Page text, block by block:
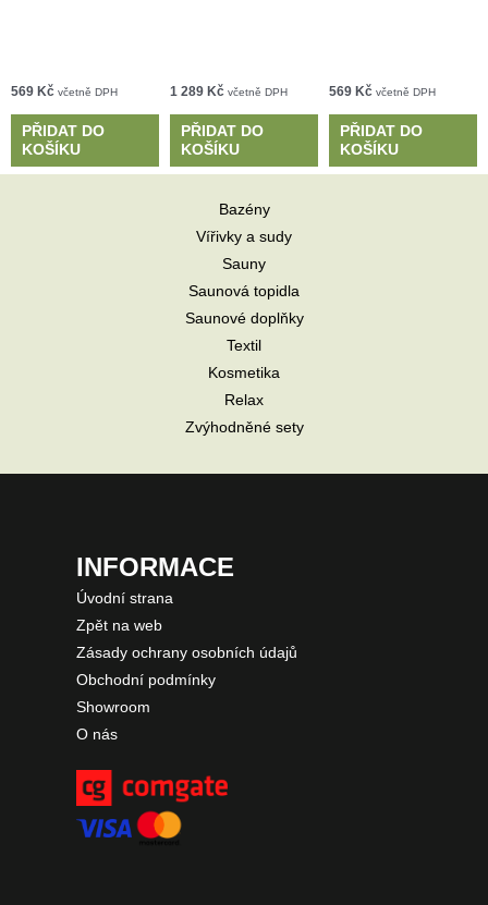
569 Kč včetně DPH
PŘIDAT DO
KOŠÍKU
1 289 Kč včetně DPH
PŘIDAT DO
KOŠÍKU
569 Kč včetně DPH
PŘIDAT DO
KOŠÍKU
Bazény
Vířivky a sudy
Sauny
Saunová topidla
Saunové doplňky
Textil
Kosmetika
Relax
Zvýhodněné sety
INFORMACE
Úvodní strana
Zpět na web
Zásady ochrany osobních údajů
Obchodní podmínky
Showroom
O nás